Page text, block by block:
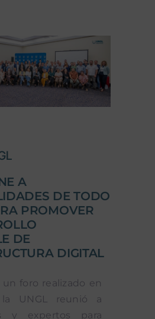
A
DE TODO
PROMOVER
DE
DIGITAL
foro realizado en
la UNGL reunió a
y expertos para